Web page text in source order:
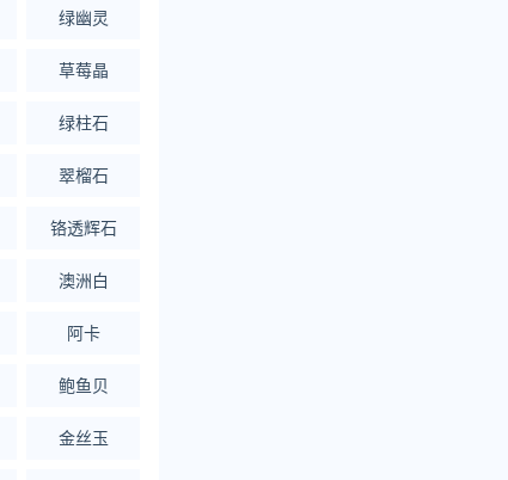
绿幽灵
草莓晶
绿柱石
翠榴石
铬透辉石
澳洲白
阿卡
鲍鱼贝
金丝玉